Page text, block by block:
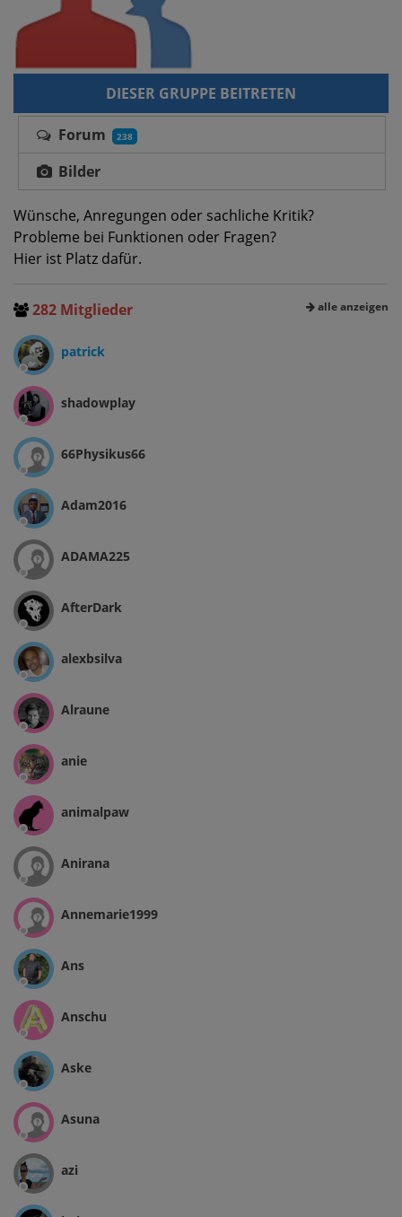
DIESER GRUPPE BEITRETEN
Forum 238
Bilder
Wünsche, Anregungen oder sachliche Kritik?
Probleme bei Funktionen oder Fragen?
Hier ist Platz dafür.
282 Mitglieder alle anzeigen
patrick
shadowplay
66Physikus66
Adam2016
ADAMA225
AfterDark
alexbsilva
Alraune
anie
animalpaw
Anirana
Annemarie1999
Ans
Anschu
Aske
Asuna
azi